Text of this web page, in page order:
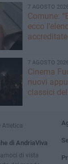
7 AGOSTO 2026
Comune:
ecco
accreditate
7 AGOSTO 2026
Cinema
nuovi
classici
Atletica
di AndriaViva
di vista